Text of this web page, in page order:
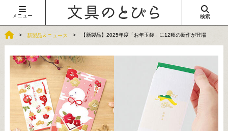
メニュー 検索
新製品＆ニュース 【新製品】2025年度「お年玉袋」に12種の新作が登場